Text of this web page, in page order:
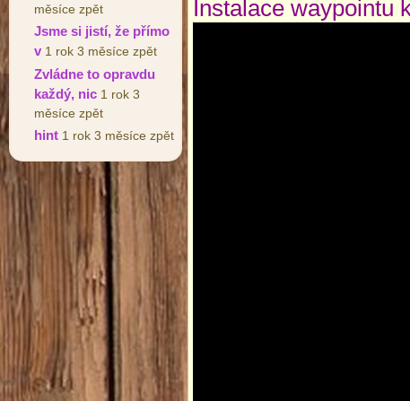
měsíce zpět
Jsme si jistí, že přímo
v 1 rok 3 měsíce zpět
Zvládne to opravdu
každý, nic 1 rok 3
měsíce zpět
hint 1 rok 3 měsíce zpět
Instalace waypointu